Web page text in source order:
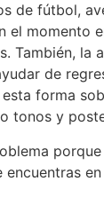
de fútbol,
el
También,
de
forma
tonos y